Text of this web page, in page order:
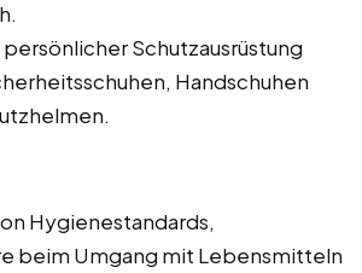
Schutzausrüstung
Handschuhen
Hygienestandards,
beim Umgang mit Lebensmitteln